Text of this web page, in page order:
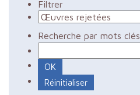
Filtrer
Recherche par mots clés